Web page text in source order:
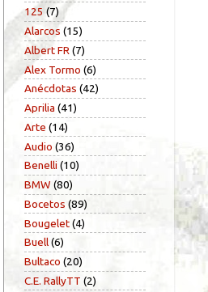
125 (7)
Alarcos (15)
Albert FR (7)
Alex Tormo (6)
Anécdotas (42)
Aprilia (41)
Arte (14)
Audio (36)
Benelli (10)
BMW (80)
Bocetos (89)
Bougelet(4)
Buell(6)
Bultaco (20)
C.E. RallyTT (2)